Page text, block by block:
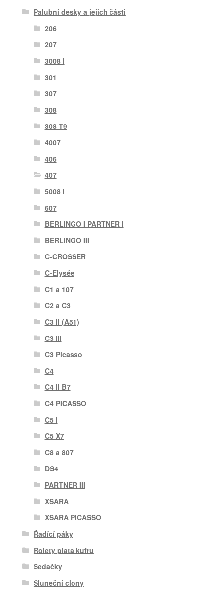
Palubní desky a jejich části
206
207
3008 I
301
307
308
308 T9
4007
406
407
5008 I
607
BERLINGO I PARTNER I
BERLINGO III
C-CROSSER
C-Elysée
C1 a 107
C2 a C3
C3 II (A51)
C3 III
C3 Picasso
C4
C4 II B7
C4 PICASSO
C5 I
C5 X7
C8 a 807
DS4
PARTNER III
XSARA
XSARA PICASSO
Řadící páky
Rolety plata kufru
Sedačky
Sluneční clony